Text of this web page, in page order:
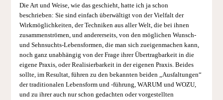
Die Art und Weise, wie das geschieht, hatte ich ja schon
beschrieben: Sie sind einfach überwältigt von der Vielfalt der
Wirkmöglichkeiten, der Techniken aus aller Welt, die bei ihnen
zusammenströmen, und andererseits, von den möglichen Wunsch-
und Sehnsuchts-Lebensformen, die man sich zueigenmachen kann,
noch ganz unabhängig von der Frage ihrer Übertragbarkeit in die
eigene Praxis, oder Realisierbarkeit in der eigenen Praxis. Beides
sollte, im Resultat, führen zu den bekannten beiden „Ausfaltungen“
der traditionalen Lebensform und -führung, WARUM und WOZU,
und zu ihrer auch nur schon gedachten oder vorgestellten